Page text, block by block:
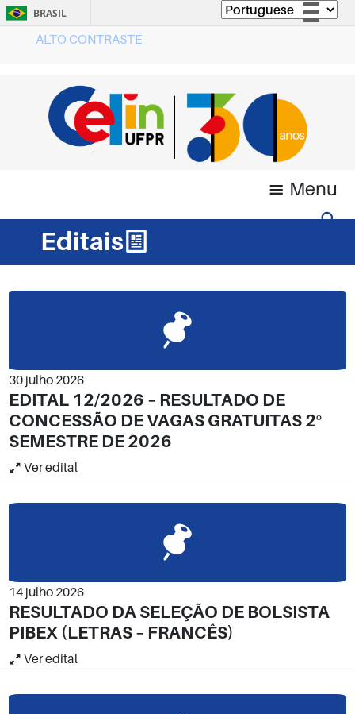
BRASIL
Acesso à informação
Legislação
Canais
ALTO CONTRASTE
Menu
Editais
30 julho 2026
EDITAL 12/2026 – RESULTADO DE
CONCESSÃO DE VAGAS GRATUITAS 2º
SEMESTRE DE 2026
Ver edital
14 julho 2026
RESULTADO DA SELEÇÃO DE BOLSISTA
PIBEX (LETRAS – FRANCÊS)
Ver edital